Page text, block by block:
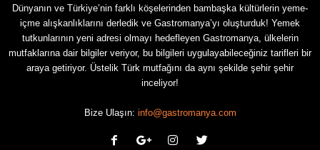
Dünyanın ve Türkiye’nin farklı köşelerinden bambaşka kültürlerin yeme-
içme alışkanlıklarını derledik ve Gastromanya’yı oluşturduk! Yemek
tutkunlarının yeni adresi olmayı hedefleyen Gastromanya, ülkelerin
mutfaklarına dair bilgiler veriyor, bu bilgileri uygulayabileceğiniz tarifleri bir
araya getiriyor. Üstelik Türk mutfağını da aynı şekilde şehir şehir
inceliyor!
Bize Ulaşın: info@gastromanya.com